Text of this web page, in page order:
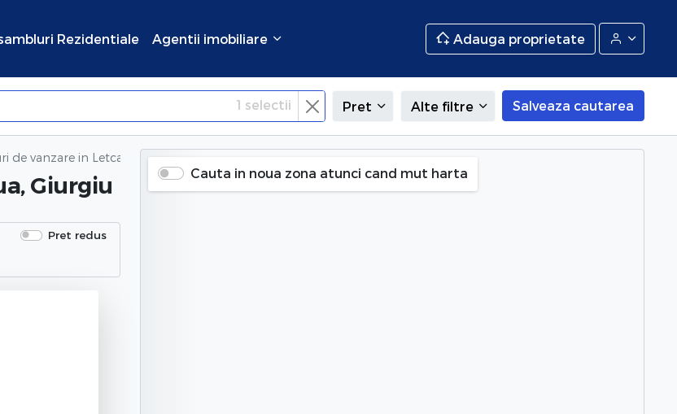
Rezidentiale Agentii imobiliare Adauga proprietate
1 selectii Pret Alte filtre Salveaza cautarea
de vanzare in Letca Noua, Giurgiu
Giurgiu
Pret redus
Cauta in noua zona atunci cand mut harta